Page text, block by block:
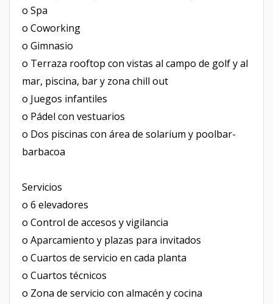
o Spa
o Coworking
o Gimnasio
o Terraza rooftop con vistas al campo de golf y al
mar, piscina, bar y zona chill out
o Juegos infantiles
o Pádel con vestuarios
o Dos piscinas con área de solarium y poolbar-
barbacoa
Servicios
o 6 elevadores
o Control de accesos y vigilancia
o Aparcamiento y plazas para invitados
o Cuartos de servicio en cada planta
o Cuartos técnicos
o Zona de servicio con almacén y cocina